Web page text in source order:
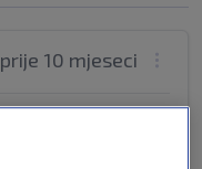
prije 10 mjeseci